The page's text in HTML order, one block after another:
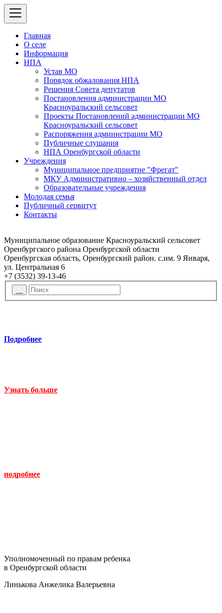
Главная
О селе
Информация
НПА
Устав МО
Порядок обжалования НПА
Решения Совета депутатов
Постановления администрации МО
Красноуральский сельсовет
Проекты Постановлений администрации МО
Красноуральский сельсовет
Распоряжения администрации МО
Публичные слушания
НПА Оренбургской области
Учреждения
Муниципальное предприятие "Фрегат"
МКУ Административно – хозяйственный отдел
Образовательные учреждения
Молодая семья
Публичный сервитут
Контакты
Муниципальное образование Красноуральский сельсовет
Оренбургского района Оренбургской области
Оренбургская область, Оренбургский район. с.им. 9 Января,
ул. Центральная 6
+7 (3532) 39-13-46
Подробнее
Узнать больше
подробнее
Уполномоченный по правам ребенка
в Оренбургской области
Линькова Анжелика Валерьевна